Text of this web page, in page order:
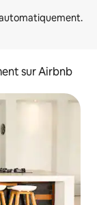
sur Airbnb